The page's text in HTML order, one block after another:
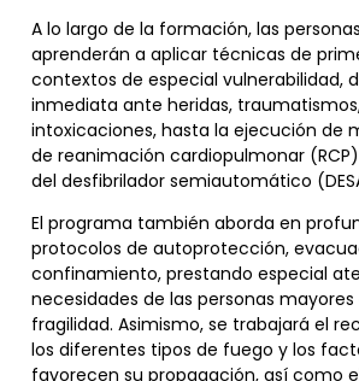
A lo largo de la formación, las
aprenderán a aplicar técnicas de
contextos de especial vulnerabilidad,
inmediata ante heridas,
intoxicaciones, hasta la ejecución de
de reanimación cardiopulmonar
del desfibrilador semiautomático
El programa también aborda en
protocolos de autoprotección,
confinamiento, prestando especial
necesidades de las personas
fragilidad. Asimismo, se trabajará el
los diferentes tipos de fuego y los
favorecen su propagación, así como